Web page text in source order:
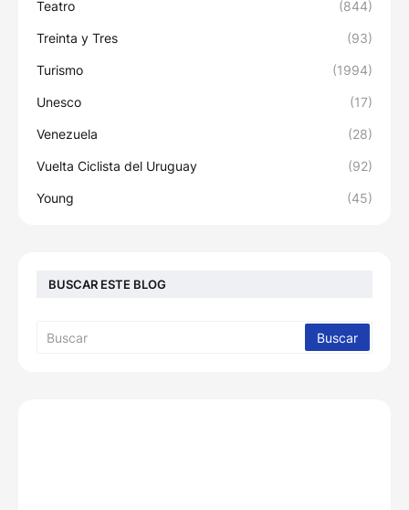
Teatro (844)
Treinta y Tres (93)
Turismo (1994)
Unesco (17)
Venezuela (28)
Vuelta Ciclista del Uruguay (92)
Young (45)
BUSCAR ESTE BLOG